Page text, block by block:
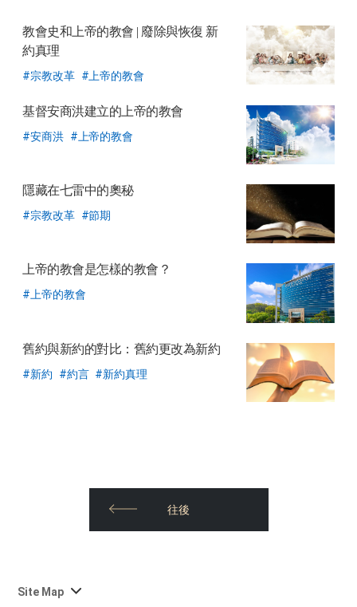
하
教會史和上帝的教會 | 廢除與恢復 新
約真理
宗教改革 上帝的教會
基督安商洪建立的上帝的教會
安商洪 上帝的教會
隱藏在七雷中的奧秘
宗教改革 節期
上帝的教會是怎樣的教會？
上帝的教會
舊約與新約的對比：舊約更改為新約
新約 約言 新約真理
往後
Site Map 사